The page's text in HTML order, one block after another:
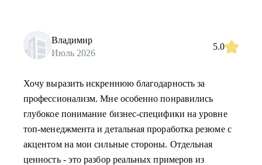
Владимир
Июль 2026
5.0
Хочу выразить искреннюю благодарность за
профессионализм. Мне особенно понравились
глубокое понимание бизнес-специфики на уровне
топ-менеджмента и детальная проработка резюме с
акцентом на мои сильные стороны. Отдельная
ценность - это разбор реальных примеров из